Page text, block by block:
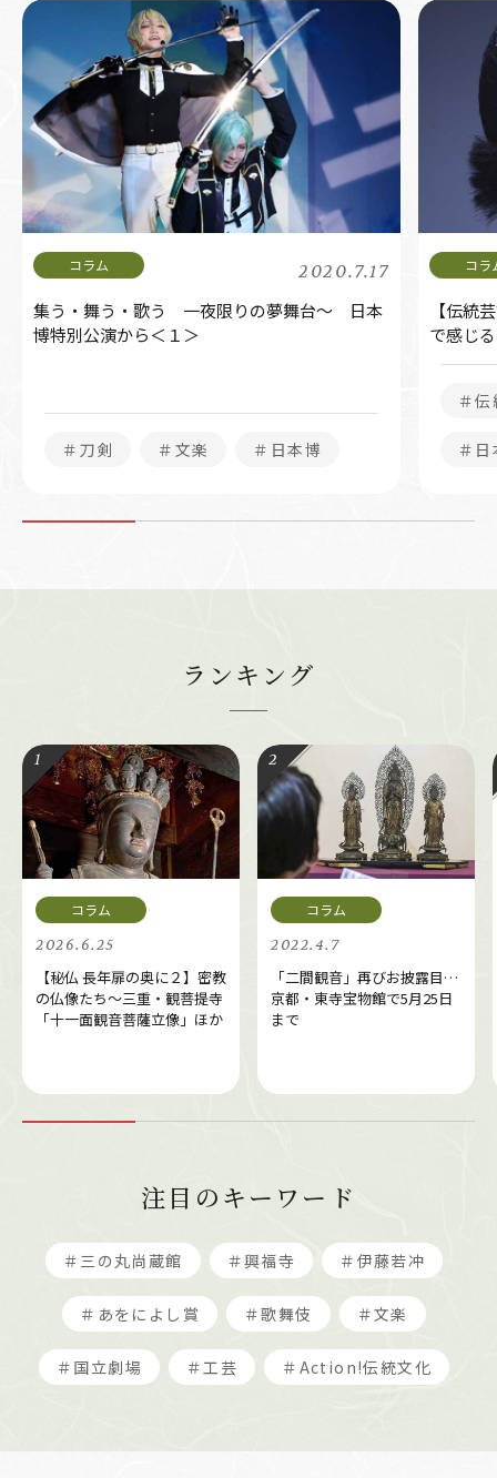
2020.7.17
集う・舞う・歌う 一夜限りの夢舞台～ 日本
博特別公演から＜１＞
＃刀剣 ＃文楽 ＃日本博
【伝統
で感じ
＃
＃
ランキング
2026.6.25
【秘仏 長年扉の奥に２】密教
の仏像たち～三重・観菩提寺
「十一面観音菩薩立像」ほか
2022.4.7
「二間観音」再びお披露目…
京都・東寺宝物館で5月25日
まで
注目のキーワード
＃三の丸尚蔵館 ＃興福寺 ＃伊藤若冲
＃あをによし賞 ＃歌舞伎 ＃文楽
＃国立劇場 ＃工芸 ＃Action!伝統文化